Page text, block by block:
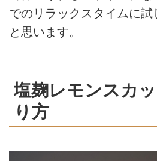
でのリラックスタイムに試
と思います。
塩麹レモンスカ
り方